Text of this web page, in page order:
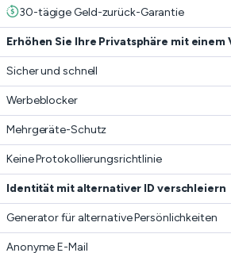
30-tägige Geld-zurück-Garantie
Erhöhen Sie Ihre Privatsphäre mit einem
Sicher und schnell
Werbeblocker
Mehrgeräte-Schutz
Keine Protokollierungsrichtlinie
Identität mit alternativer ID verschleiern
Generator für alternative Persönlichkeiten
Anonyme E-Mail